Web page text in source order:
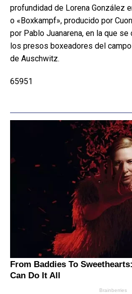
profundidad de Lorena González
o «Boxkampf», producido por
por Pablo Juanarena, en la que
los presos boxeadores del
de Auschwitz.
65951